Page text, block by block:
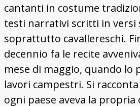
cantanti in costume
testi narrativi scritti in versi
soprattutto cavallereschi.
decennio fa le recite
mese di maggio, quando lo
lavori campestri. Si
ogni paese aveva la propria